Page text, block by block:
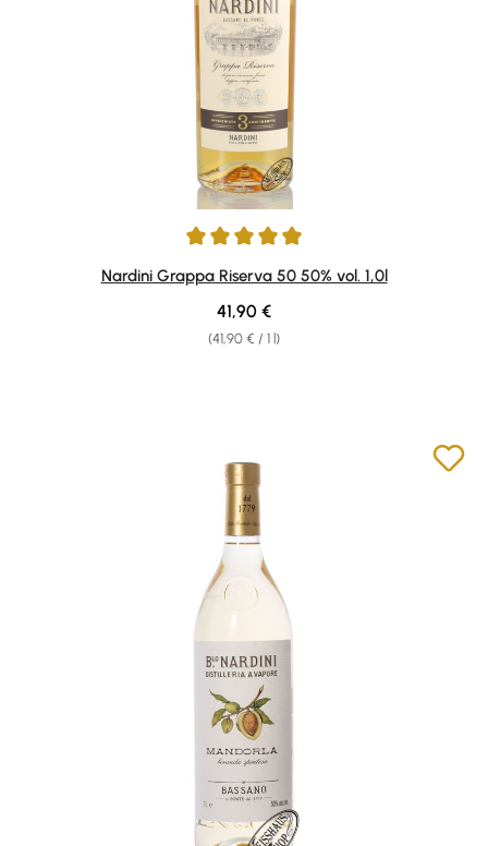
Average rating of 4.9 out of 5 stars
Nardini Grappa Riserva 50 50% vol. 1,0l
(41,90 € / 1 l)
Regular price:
41,90 €